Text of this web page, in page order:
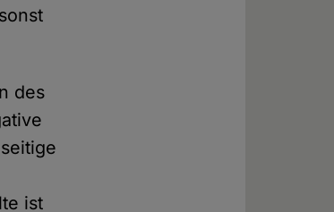
des
ist